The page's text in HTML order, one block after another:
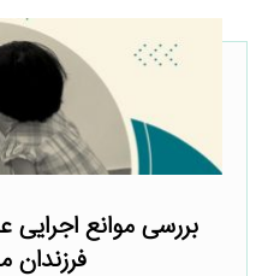
بررسی موانع
فرزندان